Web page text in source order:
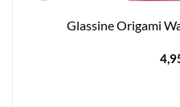
Glassine Origami